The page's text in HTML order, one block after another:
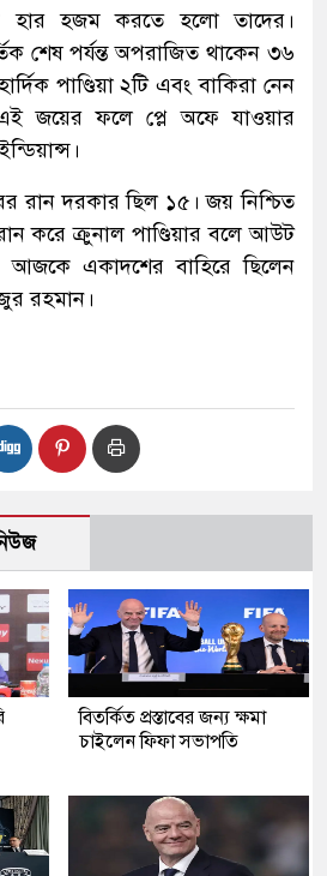
হজম করতে হলো তাদের।
শেষ পর্যন্ত অপরাজিত থাকেন ৩৬
পাণ্ডিয়া ২টি এবং বাকিরা নেন
জয়ের ফলে প্লে অফে যাওয়ার
রান দরকার ছিল ১৫। জয় নিশ্চিত
করে ক্রুনাল পাণ্ডিয়ার বলে আউট
আজকে একাদশের বাহিরে ছিলেন
রহমান।
বিতর্কিত প্রস্তাবের জন্য ক্ষমা
চাইলেন ফিফা সভাপতি